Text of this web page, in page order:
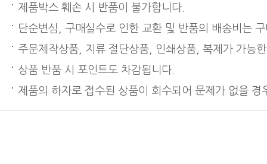
제품박스 훼손 시 반품이 불가합니다.
단순변심, 구매실수로 인한 교환 및 반품의 배송비는
주문제작상품, 지류 절단상품, 인쇄상품, 복제가 가능
상품 반품 시 포인트도 차감됩니다.
제품의 하자로 접수된 상품이 회수되어 문제가 없을